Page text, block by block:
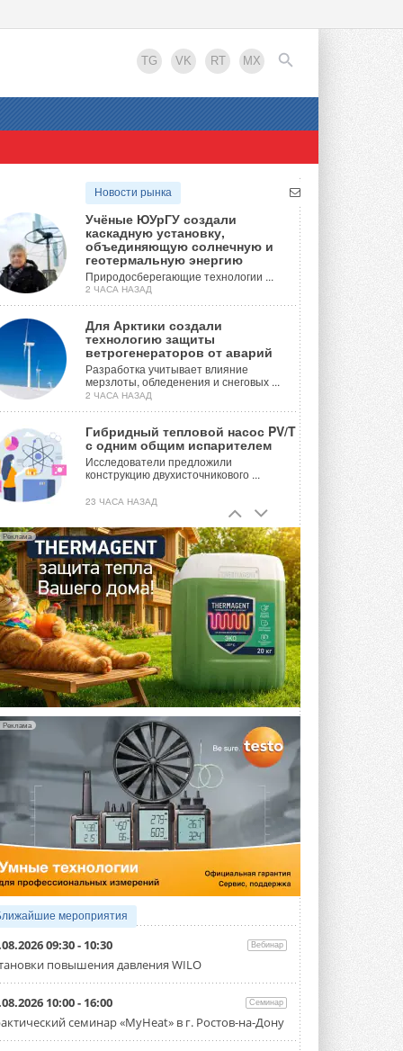
TG VK RT MX
EN
Новости рынка
Учёные ЮУрГУ создали
каскадную установку,
объединяющую солнечную и
геотермальную энергию
Природосберегающие технологии ...
2 ЧАСА НАЗАД
Для Арктики создали
технологию защиты
ветрогенераторов от аварий
Разработка учитывает влияние
мерзлоты, обледенения и снеговых ...
2 ЧАСА НАЗАД
Гибридный тепловой насос PV/T
с одним общим испарителем
Исследователи предложили
конструкцию двухисточникового ...
23 ЧАСА НАЗАД
21-й ежегодный форум
«ЦОД-2026»
Мероприятие пройдет 2-3 сентября в
отеле Radisson Slavyanskaya. Форум
посетит более двух тысяч участников ...
ВЧЕРА
Китайская Shenling представила
линейку тепловых насосов
«воздух-вода» на R290
Серия ThermaX R290 All-In-One
включает три модели ...
4 АВГУСТА 2026
Тепловые насосы в связке с
солнечной генерацией и
накопителем снижают
потребление на 60%
Исследователи из Италии установили ...
4 АВГУСТА 2026
«РУСКЛИМАТ Fest 2026» в Уфе
собрал свыше 700 профи
климатической отрасли
Организатором выступил торгово-
производственный холдинг ...
3 АВГУСТА 2026
«Датарк» испытал модульный
ЦОД с плотностью 54 кВт на
стойку
Испытания прошли на собственной
производственной площадке и были ...
3 АВГУСТА 2026
Реклама
Реклама
мероприятия
09:30 - 10:30 Вебинар
повышения давления WILO
10:00 - 16:00 Семинар
семинар «MyHeat» в г. Ростов-на-Дону